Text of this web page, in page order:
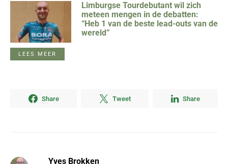
Limburgse Tourdebutant wil zich
meteen mengen in de debatten:
“Heb 1 van de beste lead-outs van de
wereld”
LEES MEER
Share Tweet Share
Yves Brokken